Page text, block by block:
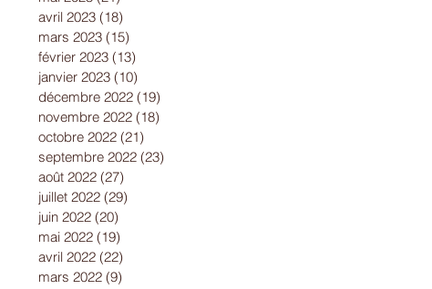
avril 2023 (18)
mars 2023 (15)
février 2023 (13)
janvier 2023 (10)
décembre 2022 (19)
novembre 2022 (18)
octobre 2022 (21)
septembre 2022 (23)
août 2022 (27)
juillet 2022 (29)
juin 2022 (20)
mai 2022 (19)
avril 2022 (22)
mars 2022 (9)